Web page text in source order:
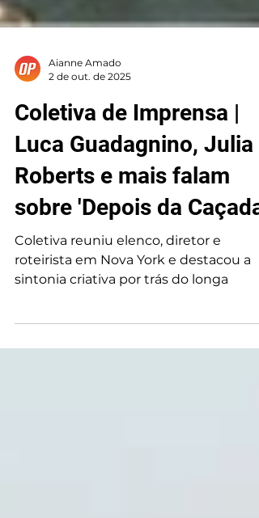
2 de out. de 2025
Coletiva de Imprensa |
Luca Guadagnino, Julia
Roberts e mais falam
sobre 'Depois da Caçada'
Coletiva reuniu elenco, diretor e
roteirista em Nova York e destacou a